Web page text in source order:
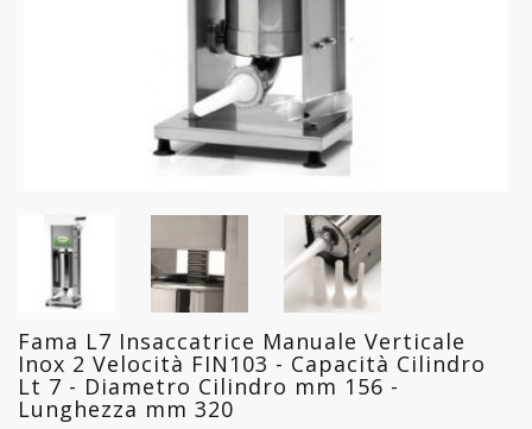
LINEA
MACELLERIA
LAVAGGIO
PROFESSIONALE
Fama L7 Insaccatrice Manuale Verticale
Inox 2 Velocità FIN103 - Capacità Cilindro
Lt 7 - Diametro Cilindro mm 156 -
Lunghezza mm 320